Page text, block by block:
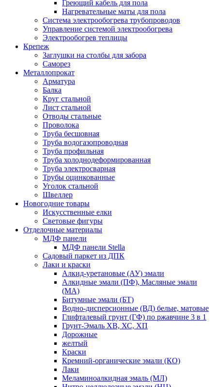
Греющий кабель для пола
Нагревательные маты для пола
Система электрообогрева трубопроводов
Управление системой электрообогрева
Электрообогрев теплицы
Крепеж
Заглушки на столбы для забора
Саморез
Металлопрокат
Арматура
Балка
Круг стальной
Лист стальной
Отводы стальные
Проволока
Труба бесшовная
Труба водогазопроводная
Труба профильная
Труба холоднодеформированная
Труба электросварная
Трубы оцинкованные
Уголок стальной
Швеллер
Новогодние товары
Искусственные елки
Световые фигуры
Отделочные материалы
МДФ панели
МДФ панели Stella
Садовый паркет из ДПК
Лаки и краски
Алкид-уретановые (АУ) эмали
Алкидные эмали (ПФ), Масляные эмали
(МА)
Битумные эмали (БТ)
Водно-дисперсионные (ВД) белые, матовые
Глифталевый грунт (ГФ) по ржавчине 3 в 1
Грунт-Эмаль ХВ, ХС, ХП
Дорожные
желтый
Краски
Кремний-органические эмали (КО)
Лаки
Меламиноалкидная эмаль (МЛ)